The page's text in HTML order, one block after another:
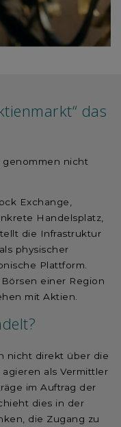
das
nicht
Exchange,
Handelsplatz,
die Infrastruktur
physischer
Plattform.
einer Region
mit Aktien.
nicht direkt über die
als Vermittler
im Auftrag der
dies in der
die Zugang zu